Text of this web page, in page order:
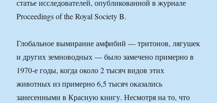
статье исследователей, опубликованной в журнале
Proceedings of the Royal Society B.
Глобальное вымирание амфибий — тритонов, лягушек
и других земноводных — было замечено примерно в
1970-е годы, когда около 2 тысяч видов этих
животных из примерно 6,5 тысяч оказались
занесенными в Красную книгу. Несмотря на то, что